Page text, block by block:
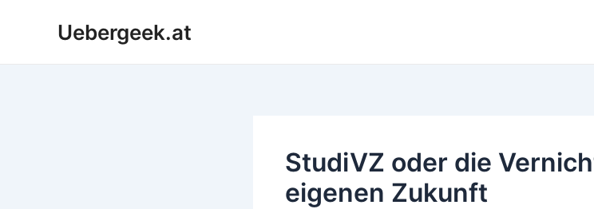
Uebergeek.at
StudiVZ oder die
eigenen Zukunft